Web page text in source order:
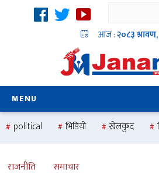
आज :२०८३
MENU
political भिडियो खेलकुद
national
health
राजनीति समाचार